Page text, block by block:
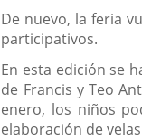
De nuevo, la feria
participativos.
En esta edición se
de Francis y Teo
enero, los niños
elaboración de